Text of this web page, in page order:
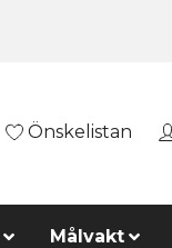
Önskelistan
Målvakt